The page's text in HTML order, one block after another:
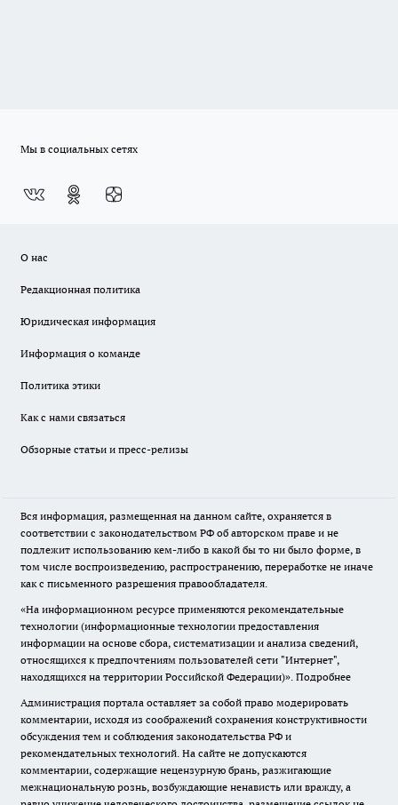
Мы в социальных сетях
О нас
Редакционная политика
Юридическая информация
Информация о команде
Политика этики
Как с нами связаться
Обзорные статьи и пресс-релизы
Вся информация, размещенная на данном сайте, охраняется в
соответствии с законодательством РФ об авторском праве и не
подлежит использованию кем-либо в какой бы то ни было форме, в
том числе воспроизведению, распространению, переработке не иначе
как с письменного разрешения правообладателя.
«На информационном ресурсе применяются рекомендательные
технологии (информационные технологии предоставления
информации на основе сбора, систематизации и анализа сведений,
относящихся к предпочтениям пользователей сети "Интернет",
находящихся на территории Российской Федерации)». Подробнее
Администрация портала оставляет за собой право модерировать
комментарии, исходя из соображений сохранения конструктивности
обсуждения тем и соблюдения законодательства РФ и
рекомендательных технологий. На сайте не допускаются
комментарии, содержащие нецензурную брань, разжигающие
межнациональную рознь, возбуждающие ненависть или вражду, а